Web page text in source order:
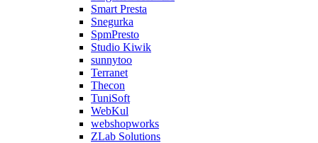
Smart Presta
Snegurka
SpmPresto
Studio Kiwik
sunnytoo
Terranet
Thecon
TuniSoft
WebKul
webshopworks
ZLab Solutions